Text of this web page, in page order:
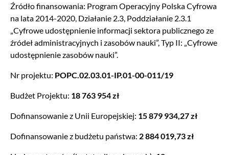
Źródło finansowania: Program Operacyjny Polska Cyfrowa
na lata 2014-2020, Działanie 2.3, Poddziałanie 2.3.1
„Cyfrowe udostępnienie informacji sektora publicznego ze
źródeł administracyjnych i zasobów nauki”, Typ II: „Cyfrowe
udostępnienie zasobów nauki”.
Nr projektu: POPC.02.03.01-IP.01-00-011/19
Budżet Projektu: 18 763 954 zł
Dofinansowanie z Unii Europejskiej: 15 879 934,27 zł
Dofinansowanie z budżetu państwa: 2 884 019,73 zł